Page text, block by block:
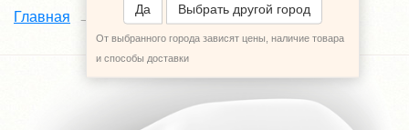
Да Выбрать другой город
От выбранного города зависят цены, наличие товара
и способы доставки
Главная Каталог